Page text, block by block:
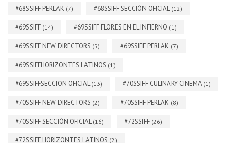
#68SSIFF PERLAK (7) #68SSIFF SECCIÓN OFICIAL(12)
#69SSIFF (14) #69SSIFF FLORES EN EL INFIERNO (1)
#69SSIFF NEW DIRECTORS (5) #69SSIFF PERLAK (7)
#69SSIFFHORIZONTES LATINOS (1)
#69SSIFFSECCION OFICIAL(13) #70SSIFF CULINARY CINEMA (1)
#70SSIFF NEW DIRECTORS (2) #70SSIFF PERLAK (8)
#70SSIFF SECCIÓN OFICIAL(16) #72SSIFF (26)
#72SSIFF HORIZONTES LATINOS (2)